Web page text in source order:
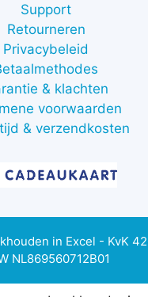
Support
Retourneren
Privacybeleid
& klachten
voorwaarden
& verzendkosten
in Excel - KvK
NL869560712B01